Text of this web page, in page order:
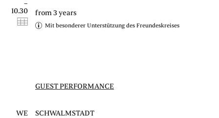
–
10.30
from 3 years
Mit besonderer Unterstützung des Freundeskreises
GUEST PERFORMANCE
WE SCHWALMSTADT